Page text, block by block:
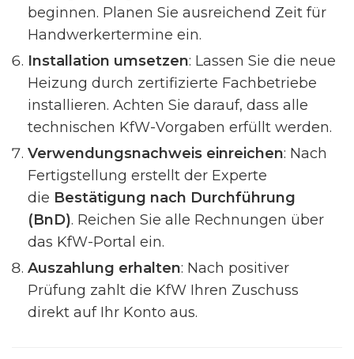
beginnen. Planen Sie ausreichend Zeit für
Handwerkertermine ein.
Installation umsetzen: Lassen Sie die neue
Heizung durch zertifizierte Fachbetriebe
installieren. Achten Sie darauf, dass alle
technischen KfW-Vorgaben erfüllt werden.
Verwendungsnachweis einreichen: Nach
Fertigstellung erstellt der Experte
die Bestätigung nach Durchführung
(BnD). Reichen Sie alle Rechnungen über
das KfW-Portal ein.
Auszahlung erhalten: Nach positiver
Prüfung zahlt die KfW Ihren Zuschuss
direkt auf Ihr Konto aus.